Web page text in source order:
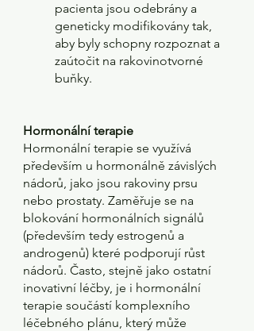
pacienta jsou odebrány a
geneticky modifikovány tak,
aby byly schopny rozpoznat a
zaútočit na rakovinotvorné
buňky.
Hormonální terapie
Hormonální terapie se využívá
především u hormonálně závislých
nádorů, jako jsou rakoviny prsu
nebo prostaty. Zaměřuje se na
blokování hormonálních signálů
(především tedy estrogenů a
androgenů) které podporují růst
nádorů. Často, stejně jako ostatní
inovativní léčby, je i hormonální
terapie součástí komplexního
léčebného plánu, který může